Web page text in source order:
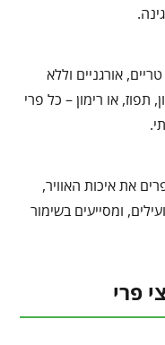
אורגניים וללא
תפוז, או רימון – כל פרי
את איכות האוויר,
ומסייעים בשימור
פרי